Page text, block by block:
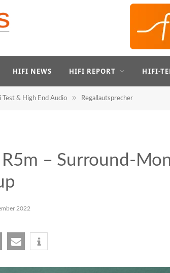
HIFI NEWS HIFI REPORT HIFI-
Test & High End Audio » Regallautsprecher
R5m – Surround-
2022